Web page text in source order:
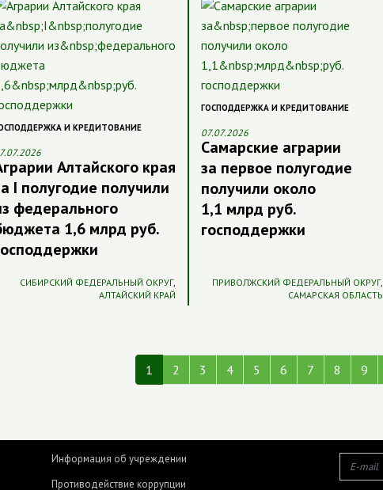
И КРЕДИТОВАНИЕ
Алтайского края
I полугодие получили
федерального
1,6 млрд руб.
СИБИРСКИЙ ФЕДЕРАЛЬНЫЙ ОКРУГ,
АЛТАЙСКИЙ КРАЙ
ГОСПОДДЕРЖКА И КРЕДИТОВАНИЕ
07.07.2026
Самарские аграрии
за первое полугодие
получили около
1,1 млрд руб.
господдержки
ПРИВОЛЖСКИЙ ФЕДЕРАЛЬНЫЙ ОКРУГ,
САМАРСКАЯ ОБЛАСТЬ
1 2 3 4 5 6 7 8 9
Информация об учреждении
Противодействие коррупции